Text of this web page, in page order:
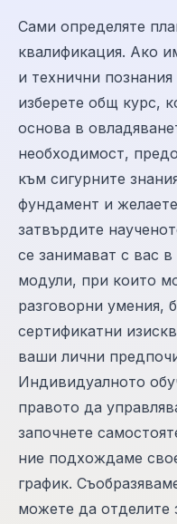
Сами определяте
квалификация. Ако
и технични
изберете общ курс,
основа в
необходимост,
към сигурните
фундамент и
затвърдите
се занимават с вас
модули, при които
разговорни умения,
сертификатни
ваши лични
Индивидуалното
правото да
започнете
ние подхождаме
график.
можете да отделите